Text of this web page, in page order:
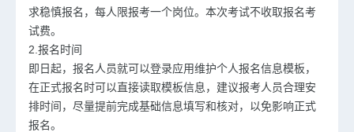
求稳慎报名，每人限报考一个岗位。本次考试不收取报名考
试费。
2.报名时间
即日起，报名人员就可以登录应用维护个人报名信息模板，
在正式报名时可以直接读取模板信息，建议报考人员合理安
排时间，尽量提前完成基础信息填写和核对，以免影响正式
报名。